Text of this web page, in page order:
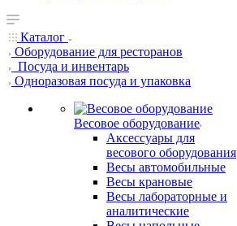
Каталог
Оборудование для ресторанов
Посуда и инвентарь
Одноразовая посуда и упаковка
Весовое оборудование
Аксессуары для
весового оборудования
Весы автомобильные
Весы крановые
Весы лабораторные и
аналитические